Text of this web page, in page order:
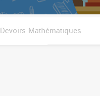
Devoirs Mathématiques